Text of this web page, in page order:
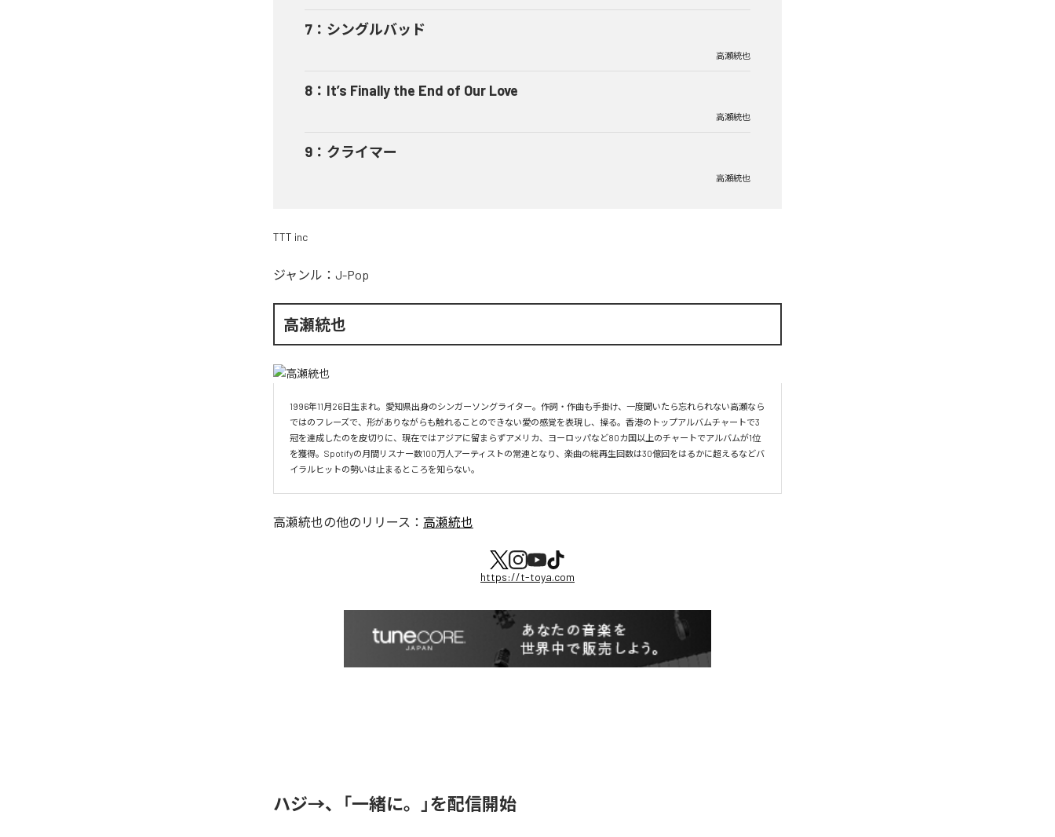
7 ： シングルバッド
高瀬統也
8 ： It’s Finally the End of Our Love
高瀬統也
9 ： クライマー
高瀬統也
TTT inc
ジャンル： J-Pop
高瀬統也
1996年11月26日生まれ。愛知県出身のシンガーソングライター。作詞・作曲も手掛け、一度聞いたら忘れられない高瀬なら
ではのフレーズで、形がありながらも触れることのできない愛の感覚を表現し、操る。香港のトップアルバムチャートで3
冠を達成したのを皮切りに、現在ではアジアに留まらずアメリカ、ヨーロッパなど80カ国以上のチャートでアルバムが1位
を獲得。Spotifyの月間リスナー数100万人アーティストの常連となり、楽曲の総再生回数は30億回をはるかに超えるなどバ
イラルヒットの勢いは止まるところを知らない。
高瀬統也の他のリリース： 高瀬統也
https://t-toya.com
ハジ→、「一緒に。」を配信開始